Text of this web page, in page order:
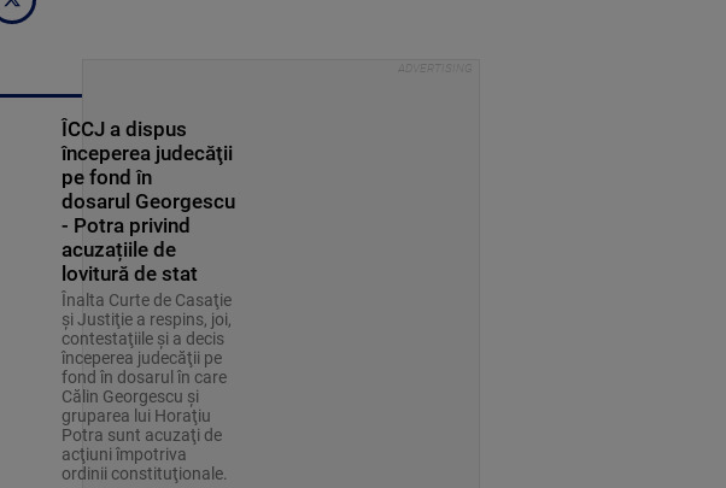
ÎCCJ a dispus
începerea judecăţii
pe fond în
dosarul Georgescu
- Potra privind
acuzațiile de
lovitură de stat
Înalta Curte de Casaţie
şi Justiţie a respins, joi,
contestaţiile şi a decis
începerea judecăţii pe
fond în dosarul în care
Călin Georgescu şi
gruparea lui Horaţiu
Potra sunt acuzaţi de
acţiuni împotriva
ordinii constituţionale.